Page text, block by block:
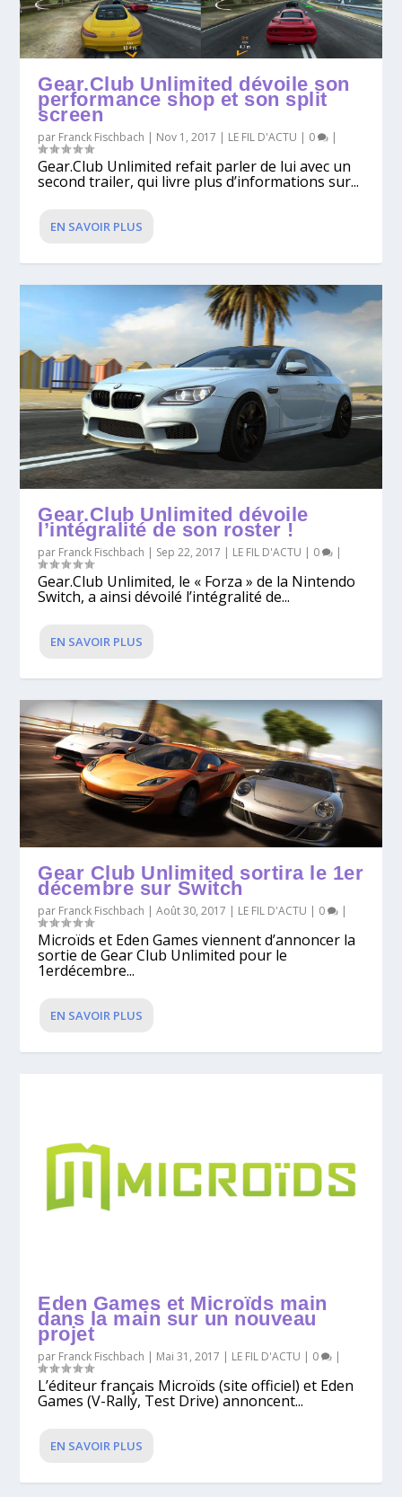
Gear.Club Unlimited dévoile son
performance shop et son split
screen
par Franck Fischbach | Nov 1, 2017 | LE FIL D'ACTU | 0 |
Gear.Club Unlimited refait parler de lui avec un
second trailer, qui livre plus d’informations sur...
EN SAVOIR PLUS
Gear.Club Unlimited dévoile
l’intégralité de son roster !
par Franck Fischbach | Sep 22, 2017 | LE FIL D'ACTU | 0 |
Gear.Club Unlimited, le « Forza » de la Nintendo
Switch, a ainsi dévoilé l’intégralité de...
EN SAVOIR PLUS
Gear Club Unlimited sortira le 1er
décembre sur Switch
par Franck Fischbach |Août 30, 2017 | LE FIL D'ACTU | 0 |
Microïds et Eden Games viennent d’annoncer la
sortie de Gear Club Unlimited pour le
1erdécembre...
EN SAVOIR PLUS
Eden Games et Microïds main
dans la main sur un nouveau
projet
par Franck Fischbach | Mai 31, 2017 | LE FIL D'ACTU | 0 |
L’éditeur français Microïds (site officiel) et Eden
Games (V-Rally, Test Drive) annoncent...
EN SAVOIR PLUS